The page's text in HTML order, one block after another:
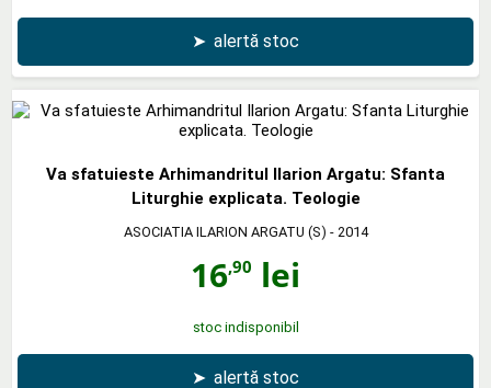
➤ alertă stoc
Va sfatuieste Arhimandritul Ilarion Argatu: Sfanta
Liturghie explicata. Teologie
ASOCIATIA ILARION ARGATU (S) - 2014
16,90 lei
stoc indisponibil
➤ alertă stoc